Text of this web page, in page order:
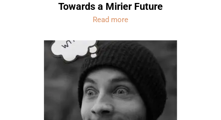
Towards a Mirier Future
Read more